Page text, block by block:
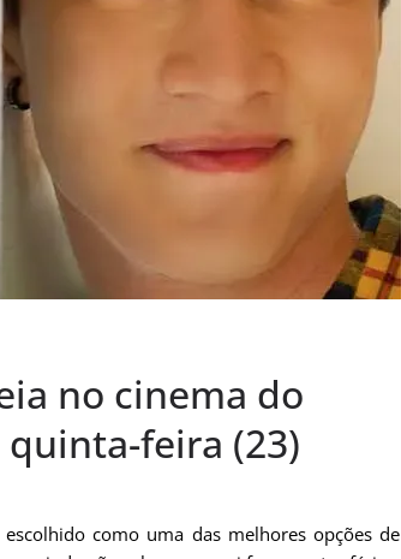
no cinema do
feira (23)
como uma das melhores opções de